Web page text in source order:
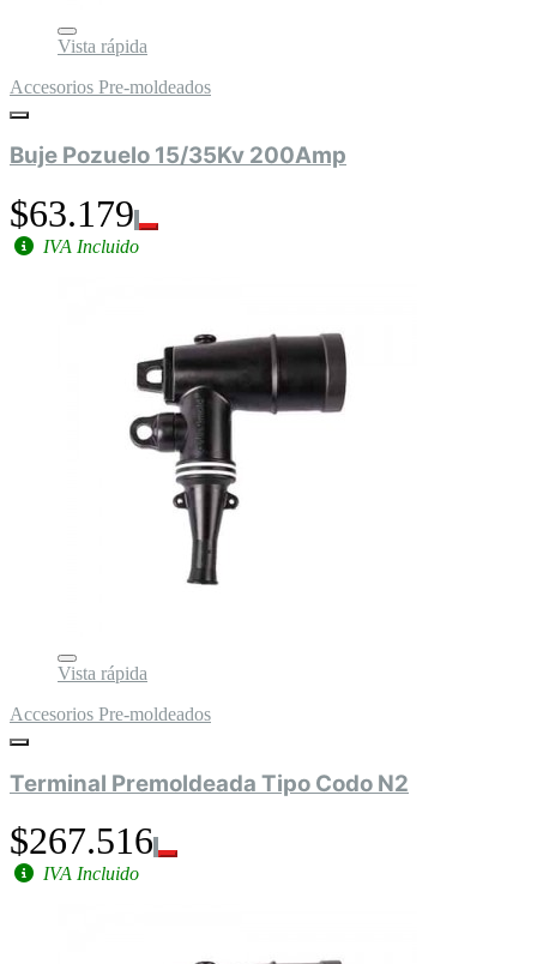
Vista rápida
Accesorios Pre-moldeados
Buje Pozuelo 15/35Kv 200Amp
$63.179
IVA Incluido
Vista rápida
Accesorios Pre-moldeados
Terminal Premoldeada Tipo Codo N2
$267.516
IVA Incluido